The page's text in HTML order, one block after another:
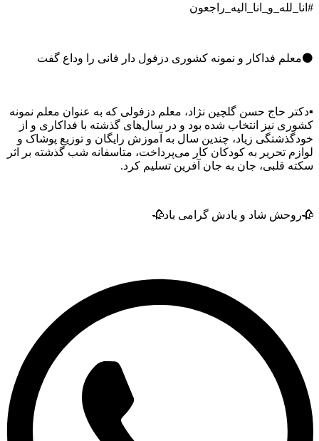
فداکار و نمونه کشوری دزفول دار فانی را وداع گفت
حاج حسن گلچین نژاد، معلم دزفولی که به عنوان معلم نمونه
نیز انتخاب شده بود و در سال‌های گذشته با فداکاری و از
زیاد، چندین سال به آموزش رایگان و توزیع پوشاک و
تحریر به کودکان کار می‌پرداخت، متاسفانه شب گذشته بر اثر
قلبی، جان به جان آفرین تسلیم کرد.
شاد و یادش گرامی باد🥀